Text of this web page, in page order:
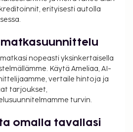
peritä alle 18 vuotta vanhoilta
vahinkotakuumaksu
sisäänkirjautumista.
majoituspaikan meille
yöpymisen keston mukaan.
erityisesti autolla
matkasuunnittelu
nopeasti yksinkertaisella
Käytä Ameliaa, AI-
vertaile hintoja ja
tarjoukset,
turvin.
omalla tavallasi